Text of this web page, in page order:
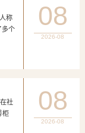
称
多个
08
2026-08
社
柜
08
2026-08